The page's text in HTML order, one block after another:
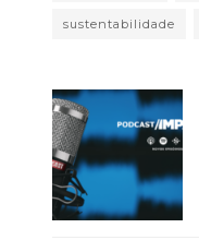
sustentabilidade